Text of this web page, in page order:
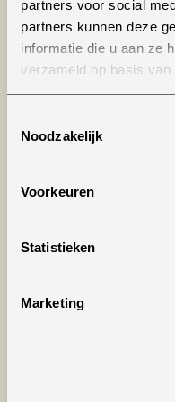
partners voor social
partners kunnen deze
informatie die u aan ze
verzameld op basis
Noodzakelijk
Voorkeuren
Statistieken
Marketing
badstof en is het
warme dag. Een